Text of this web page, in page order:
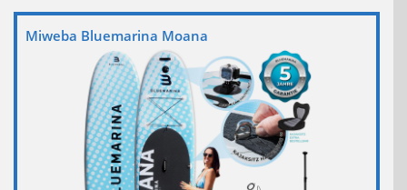
Miweba Bluemarina Moana